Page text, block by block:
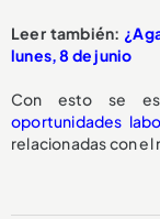
Leer también:
lunes, 8 de junio
Con esto se
oportunidades
relacionadas con el